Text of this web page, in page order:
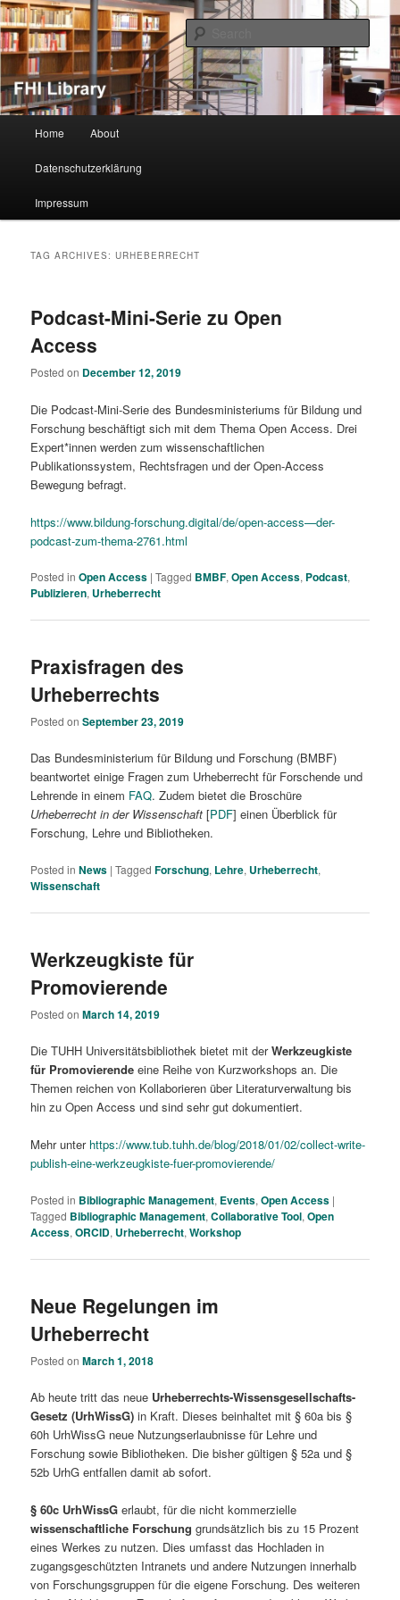
FHI Library
Skip to primary content
Skip to secondary content
Home About
Datenschutzerklärung
Impressum
TAG ARCHIVES:URHEBERRECHT
Podcast-Mini-Serie zu Open
Access
Posted on December 12, 2019
Die Podcast-Mini-Serie des Bundesministeriums für Bildung und
Forschung beschäftigt sich mit dem Thema Open Access. Drei
Expert*innen werden zum wissenschaftlichen
Publikationssystem, Rechtsfragen und der Open-Access
Bewegung befragt.
https://www.bildung-forschung.digital/de/open-access—der-
podcast-zum-thema-2761.html
Posted in Open Access |Tagged BMBF,Open Access, Podcast,
Publizieren, Urheberrecht
Praxisfragen des
Urheberrechts
Posted onSeptember 23, 2019
Das Bundesministerium für Bildung und Forschung (BMBF)
beantwortet einige Fragen zum Urheberrecht für Forschende und
Lehrende in einem FAQ. Zudem bietet die Broschüre
Urheberrecht in der Wissenschaft [PDF] einen Überblick für
Forschung, Lehre und Bibliotheken.
Posted in News |Tagged Forschung, Lehre, Urheberrecht,
Wissenschaft
Werkzeugkiste für
Promovierende
Posted onMarch 14, 2019
Die TUHH Universitätsbibliothek bietet mit derWerkzeugkiste
für Promovierende eine Reihe von Kurzworkshops an. Die
Themen reichen von Kollaborieren über Literaturverwaltung bis
hin zu Open Access und sind sehr gut dokumentiert.
Mehr unter https://www.tub.tuhh.de/blog/2018/01/02/collect-write-
publish-eine-werkzeugkiste-fuer-promovierende/
Posted in Bibliographic Management, Events,Open Access |
Tagged Bibliographic Management,Collaborative Tool,Open
Access,ORCID, Urheberrecht,Workshop
Neue Regelungen im
Urheberrecht
Posted onMarch 1, 2018
Ab heute tritt das neue Urheberrechts-Wissensgesellschafts-
Gesetz (UrhWissG) in Kraft. Dieses beinhaltet mit § 60a bis §
60h UrhWissG neue Nutzungserlaubnisse für Lehre und
Forschung sowie Bibliotheken. Die bisher gültigen § 52a und §
52b UrhG entfallen damit ab sofort.
§ 60c UrhWissG erlaubt, für die nicht kommerzielle
wissenschaftliche Forschung grundsätzlich bis zu 15 Prozent
eines Werkes zu nutzen. Dies umfasst das Hochladen in
zugangsgeschützten Intranets und andere Nutzungen innerhalb
von Forschungsgruppen für die eigene Forschung. Des weiteren